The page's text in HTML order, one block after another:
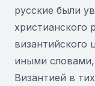
русские были
христианского
византийского
иными
Византией в